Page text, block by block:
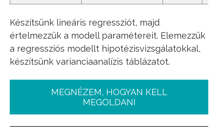
Készítsünk lineáris regressziót, majd
értelmezzük a modell paramétereit. Elemezzük
a regressziós modellt hipotézisvizsgálatokkal,
készítsünk varianciaanalízis táblázatot.
MEGNÉZEM, HOGYAN KELL
MEGOLDANI